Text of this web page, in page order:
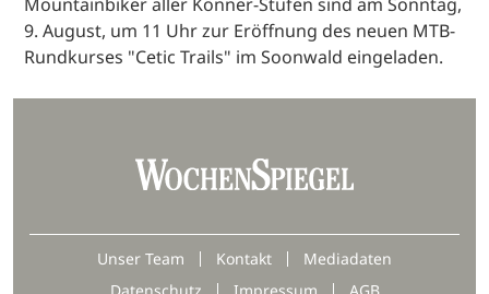
9. August, um 11 Uhr zur Eröffnung des neuen MTB-
Rundkurses "Cetic Trails" im Soonwald eingeladen.
Unser Team Kontakt
Mediadaten